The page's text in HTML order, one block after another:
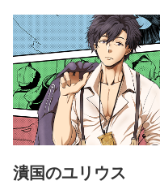
潰国のユリウス